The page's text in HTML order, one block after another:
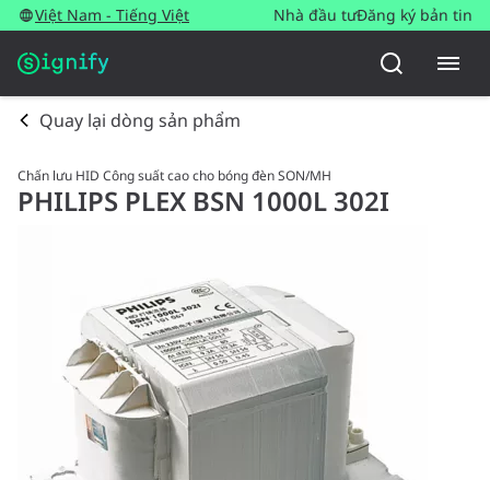
Việt Nam - Tiếng Việt Nhà đầu tưĐăng ký bản tin
Quay lại dòng sản phẩm
Chấn lưu HID Công suất cao cho bóng đèn SON/MH
PHILIPS PLEX BSN 1000L 302I